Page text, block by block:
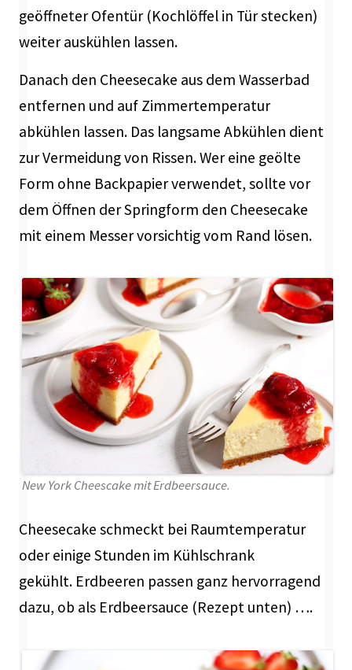
geöffneter Ofentür (Kochlöffel in Tür stecken)
weiter auskühlen lassen.
Danach den Cheesecake aus dem Wasserbad
entfernen und auf Zimmertemperatur
abkühlen lassen. Das langsame Abkühlen dient
zur Vermeidung von Rissen. Wer eine geölte
Form ohne Backpapier verwendet, sollte vor
dem Öffnen der Springform den Cheesecake
mit einem Messer vorsichtig vom Rand lösen.
New York Cheescake mit Erdbeersauce.
Cheesecake schmeckt bei Raumtemperatur
oder einige Stunden im Kühlschrank
gekühlt. Erdbeeren passen ganz hervorragend
dazu, ob als Erdbeersauce (Rezept unten) ….